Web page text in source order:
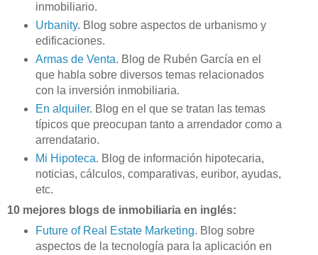
inmobiliario.
Urbanity. Blog sobre aspectos de urbanismo y
edificaciones.
Armas de Venta. Blog de Rubén García en el
que habla sobre diversos temas relacionados
con la inversión inmobiliaria.
En alquiler. Blog en el que se tratan las temas
típicos que preocupan tanto a arrendador como a
arrendatario.
Mi Hipoteca. Blog de información hipotecaria,
noticias, cálculos, comparativas, euribor, ayudas,
etc.
10 mejores blogs de inmobiliaria en inglés:
Future of Real Estate Marketing. Blog sobre
aspectos de la tecnología para la aplicación en